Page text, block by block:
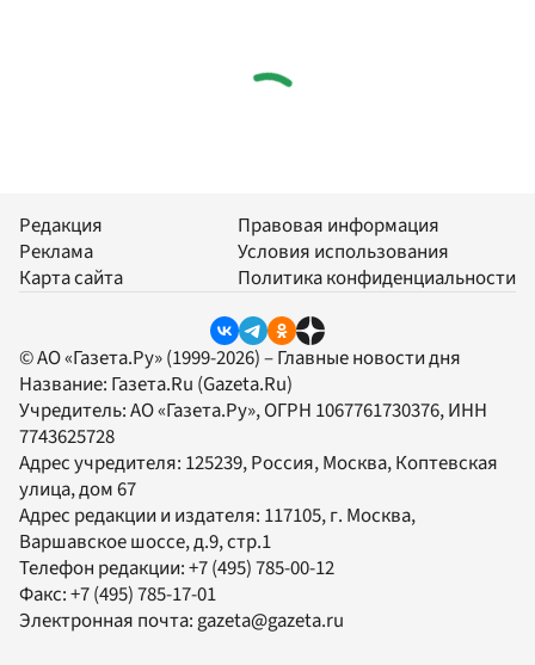
Редакция
Реклама
Карта сайта
Правовая информация
Условия использования
Политика конфиденциальности
© АО «Газета.Ру» (1999-2026) – Главные новости дня
Название: Газета.Ru (Gazeta.Ru)
Учредитель:АО «Газета.Ру», ОГРН 1067761730376, ИНН
7743625728
Адрес учредителя: 125239, Россия, Москва, Коптевская
улица, дом 67
Адрес редакции и издателя: 117105, г. Москва,
Варшавское шоссе, д.9, стр.1
Телефон редакции:+7 (495) 785-00-12
Факс:+7 (495) 785-17-01
Электронная почта: gazeta@gazeta.ru